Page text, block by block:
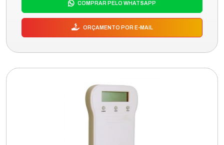
COMPRAR PELO WHATSAPP
ORÇAMENTO POR E-MAIL